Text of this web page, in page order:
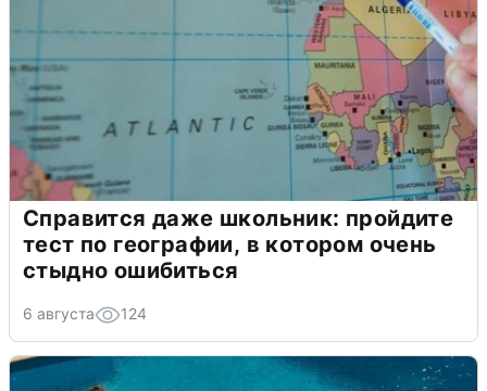
Справится даже школьник: пройдите
тест по географии, в котором очень
стыдно ошибиться
6 августа 124